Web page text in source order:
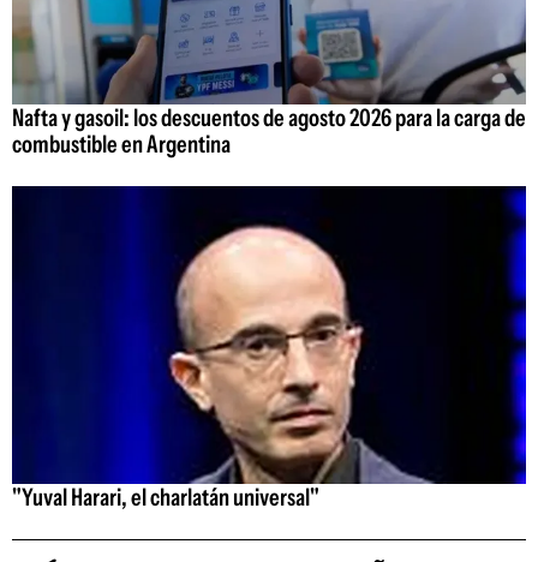
Nafta y gasoil: los descuentos de agosto 2026 para la carga de
combustible en Argentina
"Yuval Harari, el charlatán universal"